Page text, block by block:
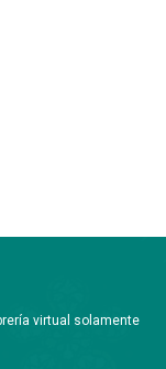
virtual solamente